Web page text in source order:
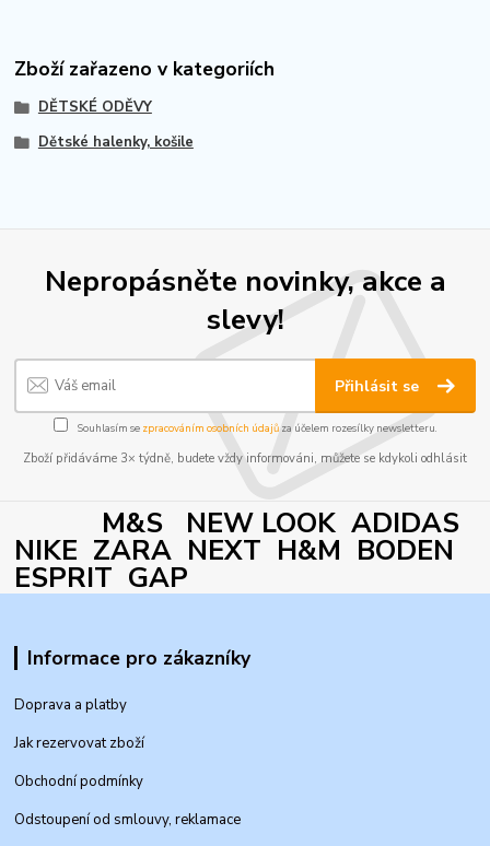
Zboží zařazeno v kategoriích
DĚTSKÉ ODĚVY
Dětské halenky, košile
Nepropásněte novinky, akce a
slevy!
Přihlásit se
Souhlasím se zpracováním osobních údajůza účelem rozesílky newsletteru.
Zboží přidáváme 3× týdně, budete vždy informováni, můžete se kdykoli odhlásit
M&S NEW LOOK ADIDAS
NIKE ZARA NEXT H&M BODEN
ESPRIT GAP
Informace pro zákazníky
Doprava a platby
Jak rezervovat zboží
Obchodní podmínky
Odstoupení od smlouvy, reklamace